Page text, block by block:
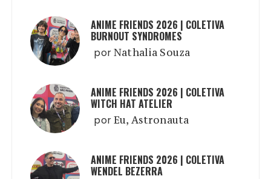
ANIME FRIENDS 2026 | COLETIVA
BURNOUT SYNDROMES
porNathalia Souza
ANIME FRIENDS 2026 | COLETIVA
WITCH HAT ATELIER
porEu, Astronauta
ANIME FRIENDS 2026 | COLETIVA
WENDEL BEZERRA